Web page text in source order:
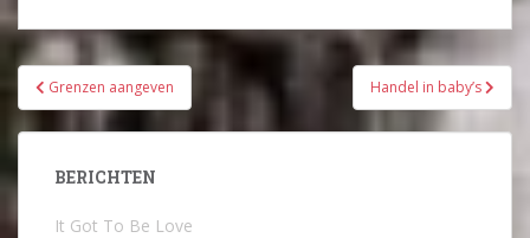
Bericht
navigatie
Grenzen aangeven Handel in baby’s
BERICHTEN
It Got To Be Love